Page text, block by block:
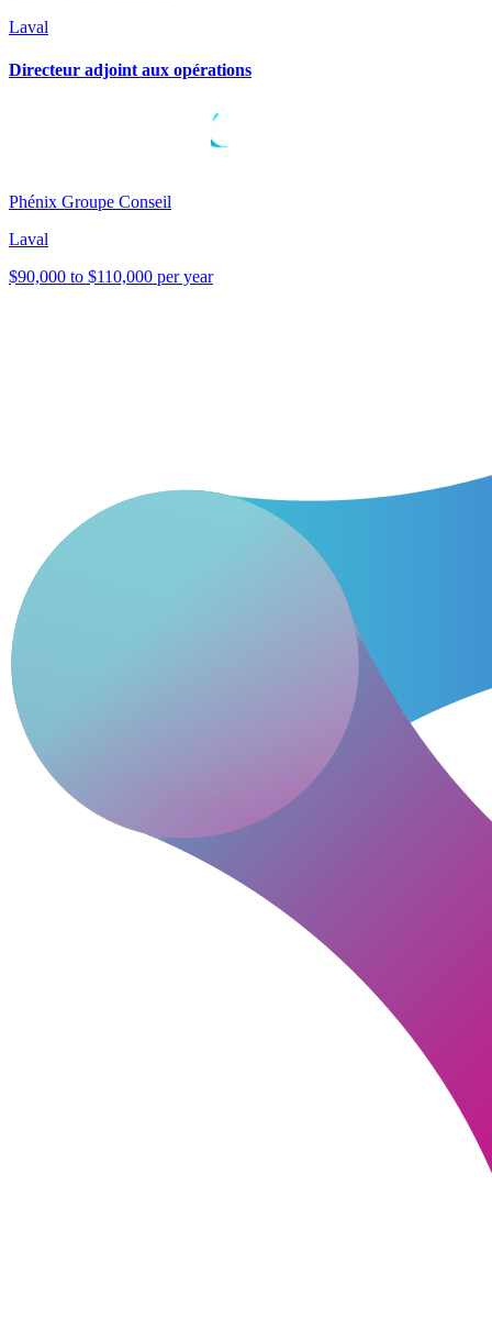
Laval
Directeur adjoint aux opérations
Phénix Groupe Conseil
Laval
$90,000 to $110,000 per year